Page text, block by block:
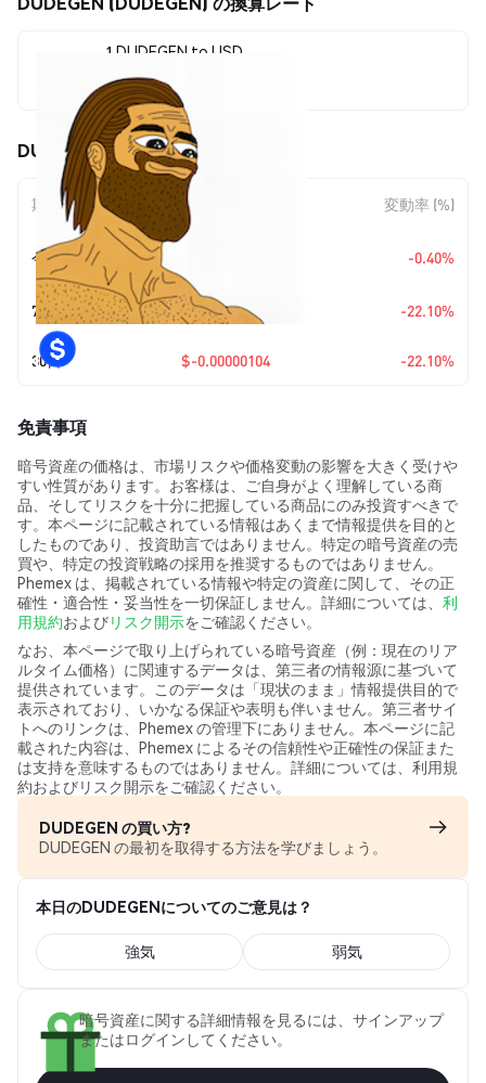
1 DUDEGEN to USD
$0.00000368
DUDEGEN (DUDEGEN) の価格変動
期間 金額変動 変動率 (%)
今日 -0.40%
7日 $-0.00000104 -22.10%
30日 $-0.00000104 -22.10%
免責事項
暗号資産の価格は、市場リスクや価格変動の影響を大きく受けや
すい性質があります。お客様は、ご自身がよく理解している商
品、そしてリスクを十分に把握している商品にのみ投資すべきで
す。本ページに記載されている情報はあくまで情報提供を目的と
したものであり、投資助言ではありません。特定の暗号資産の売
買や、特定の投資戦略の採用を推奨するものではありません。
Phemex は、掲載されている情報や特定の資産に関して、その正
確性・適合性・妥当性を一切保証しません。詳細については、 利
用規約およびリスク開示をご確認ください。
なお、本ページで取り上げられている暗号資産（例：現在のリア
ルタイム価格）に関連するデータは、第三者の情報源に基づいて
提供されています。このデータは「現状のまま」情報提供目的で
表示されており、いかなる保証や表明も伴いません。第三者サイ
トへのリンクは、Phemex の管理下にありません。本ページに記
載された内容は、Phemex によるその信頼性や正確性の保証また
は支持を意味するものではありません。詳細については、利用規
約およびリスク開示をご確認ください。
DUDEGEN の買い方?
DUDEGEN の最初を取得する方法を学びましょう。
本日のDUDEGENについてのご意見は？
強気 弱気
暗号資産に関する詳細情報を見るには、サインアップ
またはログインしてください。